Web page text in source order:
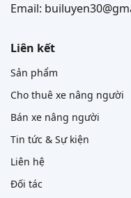
Email:
Liên kết
Sản phẩm
Cho thuê xe nâng người
Bán xe nâng người
Tin tức & Sự kiện
Liên hệ
Đối tác